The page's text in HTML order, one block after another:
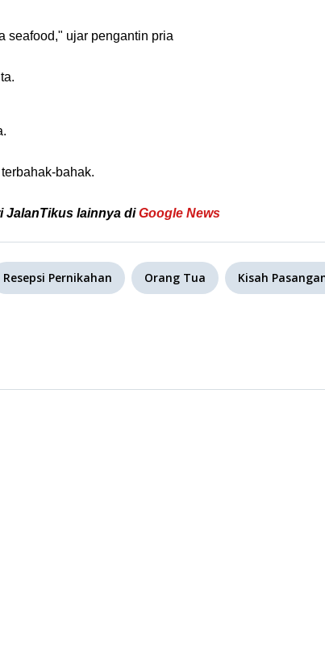
seafood," ujar pengantin pria
bahak.
JalanTikus lainnya diGoogle News
Resepsi Pernikahan Orang Tua Kisah